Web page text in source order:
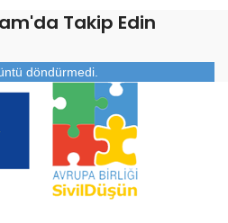
Takip Edin
döndürmedi.